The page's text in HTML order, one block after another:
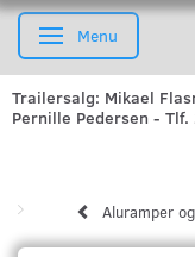
Skifte navigation
Menu
Trailersalg: Mikael
Pernille Pedersen -
Aluramper